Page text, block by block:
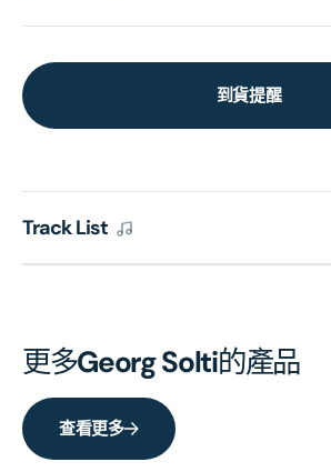
到貨提醒
Track List
更多Georg Solti的產品
查看更多